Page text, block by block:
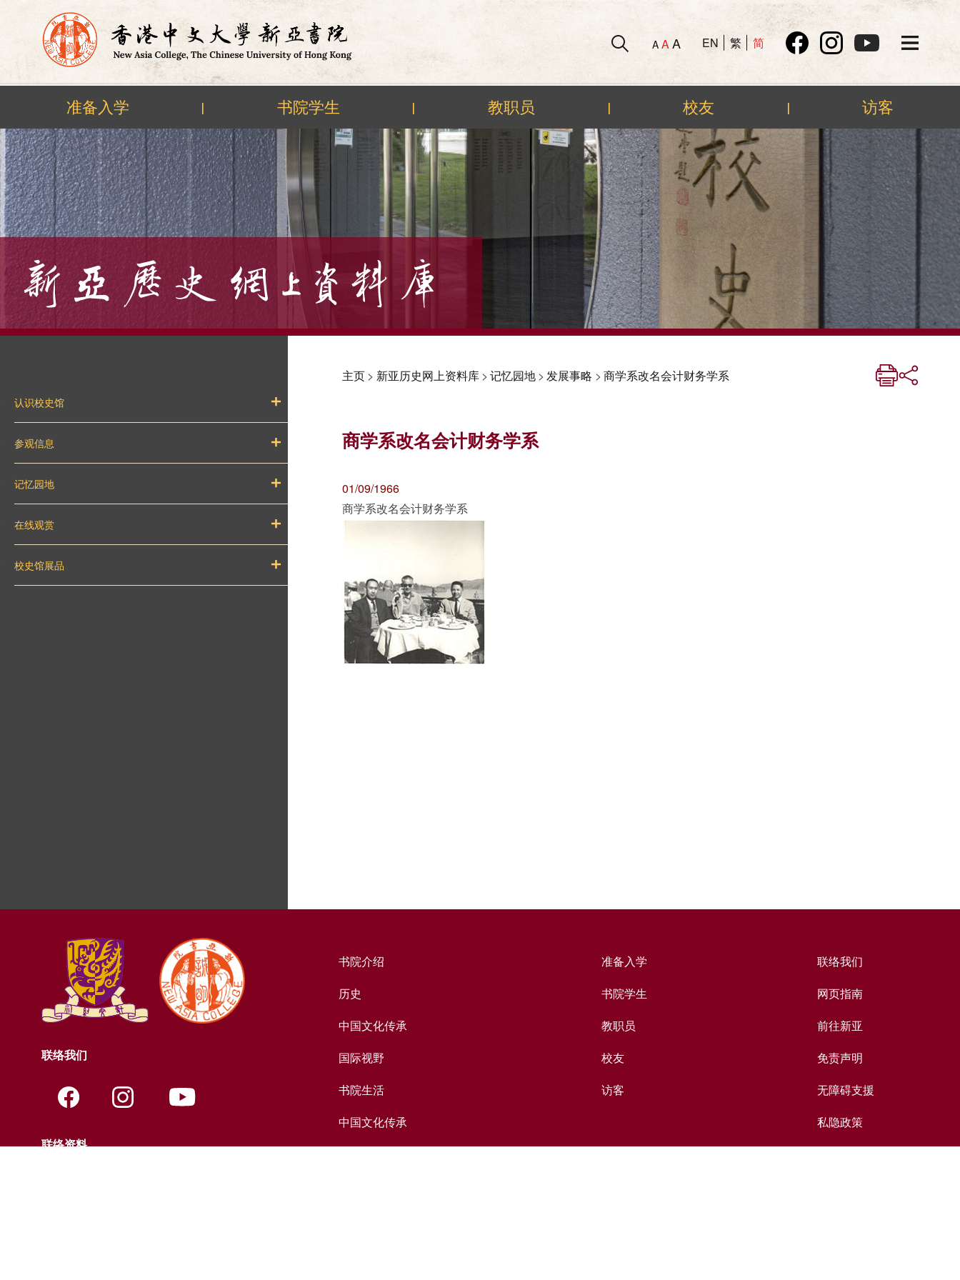
Skip
to
content
A AA EN 繁 简
准备入学 | 书院学生 | 教职员 | 校友 | 访客
认识校史馆
参观信息
记忆园地
在线观赏
校史馆展品
主页> 新亚历史网上资料库> 记忆园地> 发展事略 > 商学系改名会计财务学系
商学系改名会计财务学系
01/09/1966
商学系改名会计财务学系
联络我们
联络资料
书院介绍
历史
中国文化传承
国际视野
书院生活
中国文化传承
准备入学
书院学生
教职员
校友
访客
联络我们
网页指南
前往新亚
免责声明
无障碍支援
私隐政策